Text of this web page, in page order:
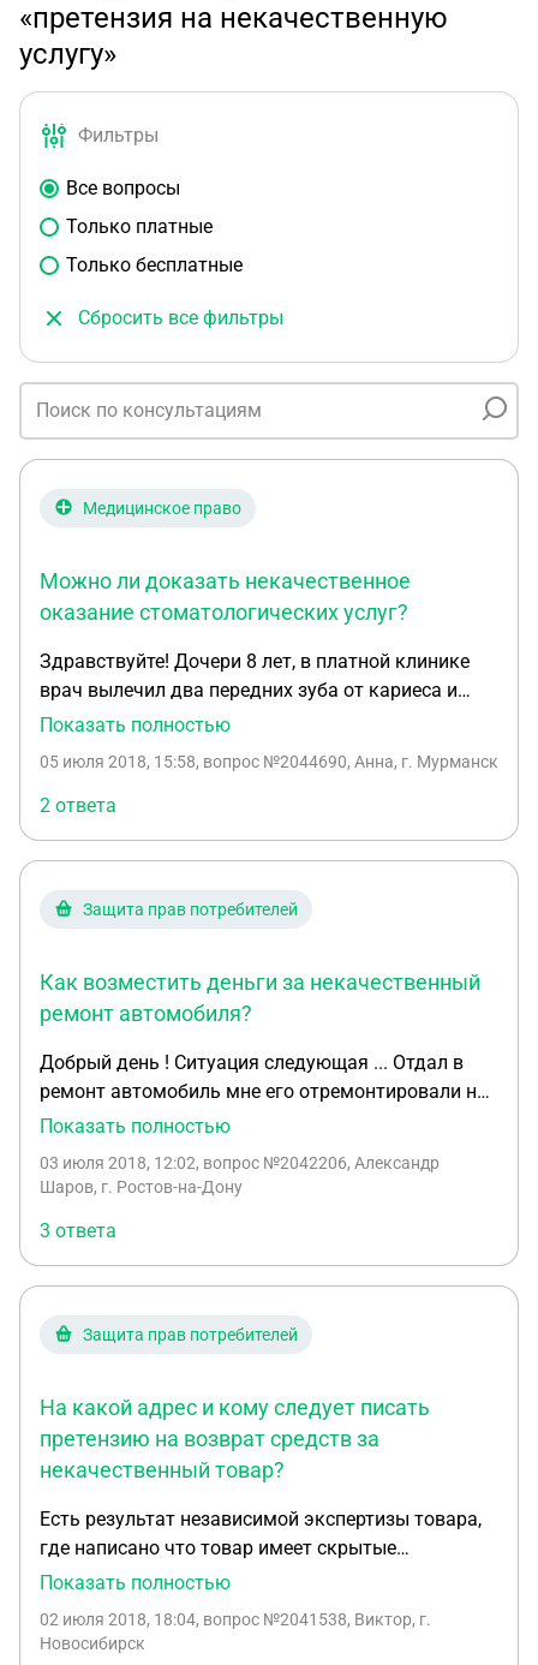
«претензия на некачественную
услугу»
Фильтры
Все вопросы
Только платные
Только бесплатные
Сбросить все фильтры
Медицинское право
Можно ли доказать некачественное
оказание стоматологических услуг?
Здравствуйте! Дочери 8 лет, в платной клинике
врач вылечил два передних зуба от кариеса и
решил запломбировать щель между передними
вид». Через 15 дней пломба частично выпала, в
том числе пломба, которая была поставлена для
уменьшения щели. В клинику повторно мы
обратились, т.к. гарантия у нас ещё есть, другая
повторно не пломбировать. Я считаю, что врач
пломбирование щели между зубов, можно ли это
доказать?
Показать полностью
05 июля 2018, 15:58, вопрос №2044690, Анна, г. Мурманск
2 ответа
Защита прав потребителей
Как возместить деньги за некачественный
ремонт автомобиля?
Добрый день ! Ситуация следующая ... Отдал в
ремонт автомобиль мне его отремонтировали но
через неделю неисправность повторилась, тогда
предложили заменить больше деталей на новые
мне в приличную сумму 60 тыс руб, я спросил про
гарантии гарантия по договору месяц на ремонт,
забрал автомобиль счастливый что все мои
проблемы на этом закончились, но через 2 дня
автомобиль снова сломался в дороге (закипел)
не очень хотелось бы, можно ли вернуть деньги
потраченные на ремонт, или только
Показать полностью
03 июля 2018, 12:02, вопрос №2042206, Александр
Шаров, г. Ростов-на-Дону
3 ответа
Защита прав потребителей
На какой адрес и кому следует писать
претензию на возврат средств за
некачественный товар?
Есть результат независимой экспертизы товара,
где написано что товар имеет скрытые
производственные дефекты. Продавец по
приходил к ним, писал заявление, оставлял им
Показать полностью
02 июля 2018, 18:04, вопрос №2041538, Виктор, г.
Новосибирск